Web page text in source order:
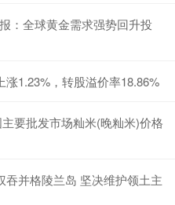
：全球黄金需求强势回升投
1.23%，转股溢价率18.86%
要批发市场籼米(晚籼米)价格
并格陵兰岛 坚决维护领土主